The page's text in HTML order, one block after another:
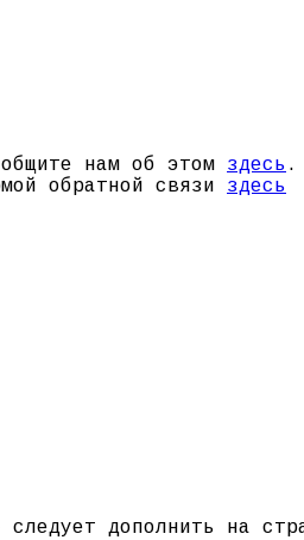
нам об этом здесь .
обратной связи здесь
дополнить на